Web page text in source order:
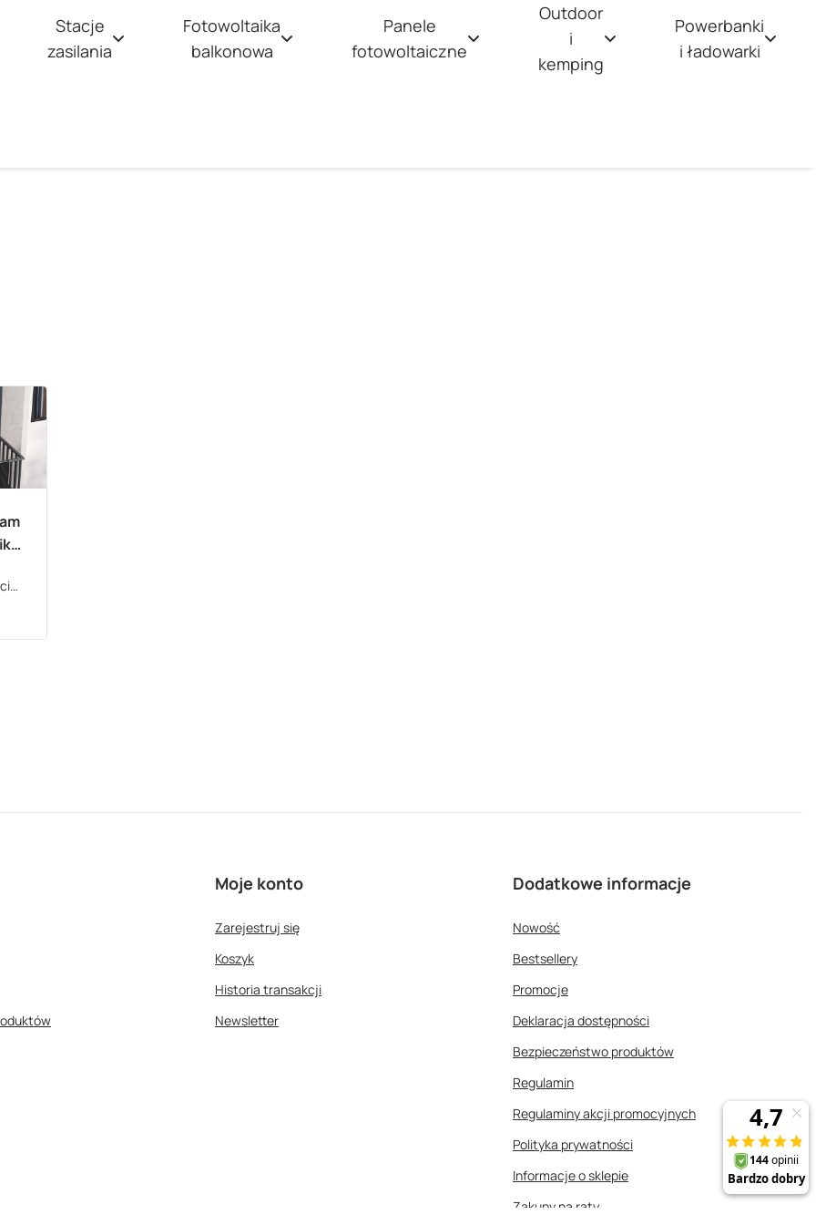
Stacje
zasilania
Fotowoltaika
balkonowa
Panele
fotowoltaiczne
Outdoor
i
kemping
Powerbanki
i ładowarki
Moje konto
Zarejestruj się
Koszyk
Historia transakcji
Newsletter
Dodatkowe informacje
Nowość
Bestsellery
Promocje
Deklaracja dostępności
Bezpieczeństwo produktów
Regulamin
Regulaminy akcji promocyjnych
Polityka prywatności
Informacje o sklepie
Zakupy na raty